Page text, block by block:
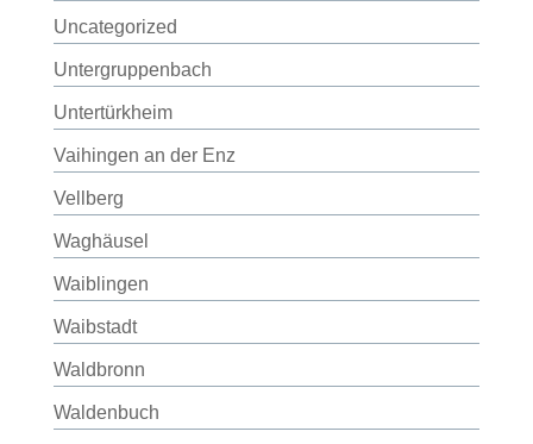
Uncategorized
Untergruppenbach
Untertürkheim
Vaihingen an der Enz
Vellberg
Waghäusel
Waiblingen
Waibstadt
Waldbronn
Waldenbuch